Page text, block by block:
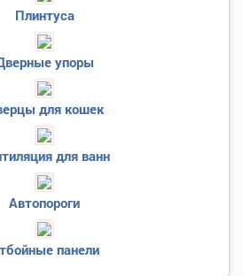
Плинтуса
упоры
для кошек
для ванн
Автопороги
панели